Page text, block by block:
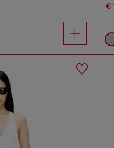
€